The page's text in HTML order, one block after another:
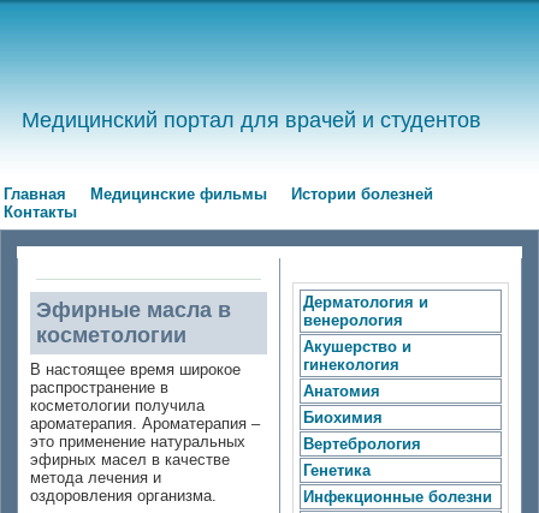
Медицинский портал для врачей и студентов
Главная Медицинские фильмы
Истории болезней
Контакты
Эфирные масла в
косметологии
В настоящее время широкое
распространение в
косметологии получила
ароматерапия. Ароматерапия –
это применение натуральных
эфирных масел в качестве
метода лечения и
оздоровления организма.
Дерматология и
венерология
Акушерство и
гинекология
Анатомия
Биохимия
Вертебрология
Генетика
Инфекционные болезни